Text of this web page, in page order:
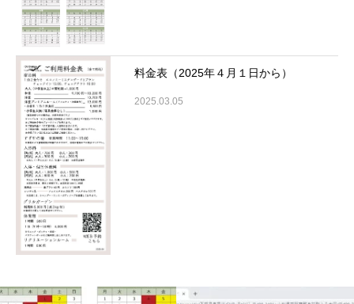
料金表（2025年４月１日から）
2025.03.05